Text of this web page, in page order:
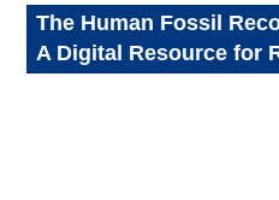
The Human Fossil
A Digital Resource for